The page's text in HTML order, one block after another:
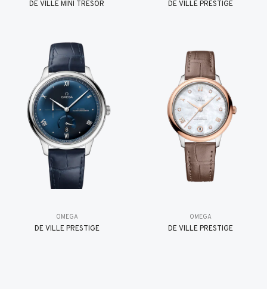
DE VILLE MINI TRÉSOR DE VILLE PRESTIGE
OMEGA
DE VILLE PRESTIGE
OMEGA
DE VILLE PRESTIGE